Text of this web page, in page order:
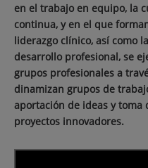
en el trabajo en equipo, la
continua, y en el que
liderazgo clínico, así como
desarrollo profesional, se
grupos profesionales a
dinamizan grupos de
aportación de ideas y toma
proyectos innovadores.